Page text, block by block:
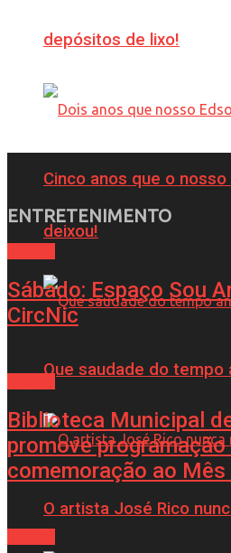
depósitos de lixo!
Cinco anos que o
deixou!
Que saudade do tempo
O artista José Rico
ENTRETENIMENTO
Sábado: Espaço Sou
CircNic
Biblioteca Municipal
promove
comemoração ao